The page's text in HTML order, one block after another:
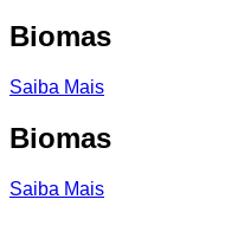
Biomas
Saiba Mais
Biomas
Saiba Mais